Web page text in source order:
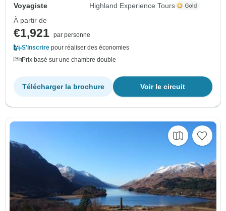
Voyagiste
Highland Experience Tours
À partir de
€1,921 par personne
S'inscrire pour réaliser des économies
Prix basé sur une chambre double
Voir le circuit
Télécharger la brochure